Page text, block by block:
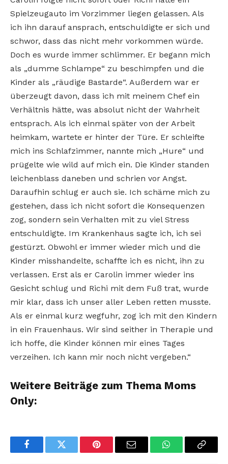
Spielzeugauto im Vorzimmer liegen gelassen. Als
ich ihn darauf ansprach, entschuldigte er sich und
schwor, dass das nicht mehr vorkommen würde.
Doch es wurde immer schlimmer. Er begann mich
als „dumme Schlampe“ zu beschimpfen und die
Kinder als „räudige Bastarde“. Außerdem war er
überzeugt davon, dass ich mit meinem Chef ein
Verhältnis hätte, was absolut nicht der Wahrheit
entsprach. Als ich einmal später von der Arbeit
heimkam, wartete er hinter der Türe. Er schleifte
mich ins Schlafzimmer, nannte mich „Hure“ und
prügelte wie wild auf mich ein. Die Kinder standen
leichenblass daneben und schrien vor Angst.
Daraufhin schlug er auch sie. Ich schäme mich zu
gestehen, dass ich nicht sofort die Konsequenzen
zog, sondern sein Verhalten mit zu viel Stress
entschuldigte. Im Krankenhaus sagte ich, ich sei
gestürzt. Obwohl er immer wieder mich und die
Kinder misshandelte, schaffte ich es nicht, ihn zu
verlassen. Erst als er Carolin immer wieder ins
Gesicht schlug und Richi mit dem Fuß trat, wurde
mir klar, dass ich unser aller Leben retten musste.
Als er einmal kurz wegfuhr, zog ich mit den Kindern
in ein Frauenhaus. Wir sind seither in Therapie und
ich hoffe, die Kinder können mir eines Tages
verzeihen. Ich kann mir noch nicht vergeben.“
Weitere Beiträge zum Thema Moms
Only:
FacebookTwitter Pinterest Email WhatsAppCopy